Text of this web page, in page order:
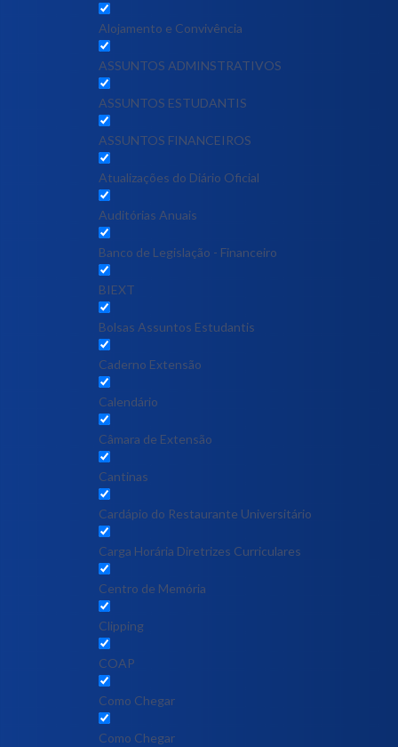
Alojamento e Convivência
ASSUNTOS ADMINSTRATIVOS
ASSUNTOS ESTUDANTIS
ASSUNTOS FINANCEIROS
Atualizações do Diário Oficial
Auditórias Anuais
Banco de Legislação - Financeiro
BIEXT
Bolsas Assuntos Estudantis
Caderno Extensão
Calendário
Câmara de Extensão
Cantinas
Cardápio do Restaurante Universitário
Carga Horária Diretrizes Curriculares
Centro de Memória
Clipping
COAP
Como Chegar
Como Chegar